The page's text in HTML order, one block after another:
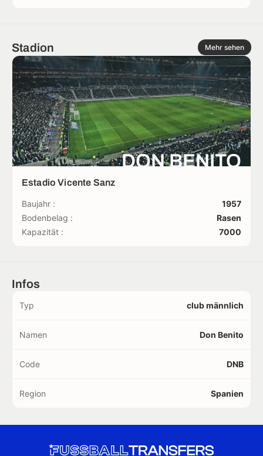
Stadion Mehr sehen
DON BENITO
Estadio Vicente Sanz
Baujahr :
1957
Bodenbelag :
Rasen
Kapazität :
7000
Infos
Typ club männlich
Namen Don Benito
Code DNB
Region Spanien